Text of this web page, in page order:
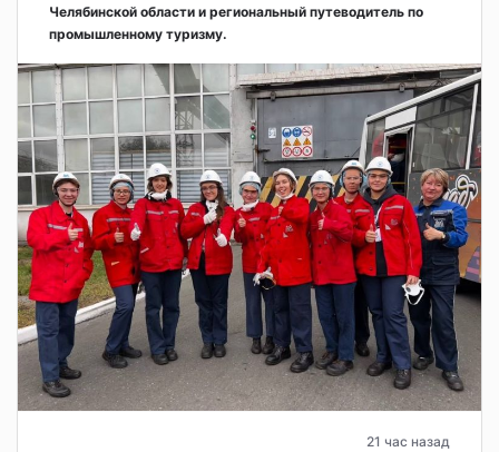
Челябинской области и региональный путеводитель по
промышленному туризму.
21 час назад